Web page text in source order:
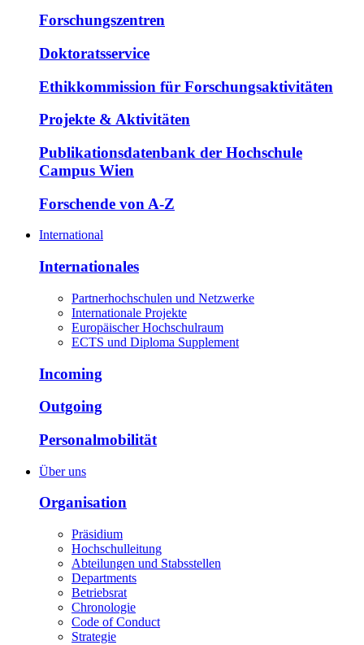
Forschungszentren
Doktoratsservice
Ethikkommission für Forschungsaktivitäten
Projekte & Aktivitäten
Publikationsdatenbank der Hochschule
Campus Wien
Forschende von A-Z
International
Internationales
Partnerhochschulen und Netzwerke
Internationale Projekte
Europäischer Hochschulraum
ECTS und Diploma Supplement
Incoming
Outgoing
Personalmobilität
Über uns
Organisation
Präsidium
Hochschulleitung
Abteilungen und Stabsstellen
Departments
Betriebsrat
Chronologie
Code of Conduct
Strategie